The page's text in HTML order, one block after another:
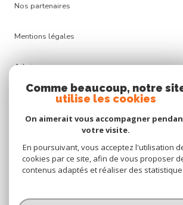
nos partenaires
mentions légales
admin
nos honoraires
cookies
© 2026 | Tous droits réservés
Comme beaucoup, notre
utilise les cookies
On aimerait vous accompagner
votre visite.
En poursuivant, vous acceptez l'utilisation
cookies par ce site, afin de vous proposer
contenus adaptés et réaliser des